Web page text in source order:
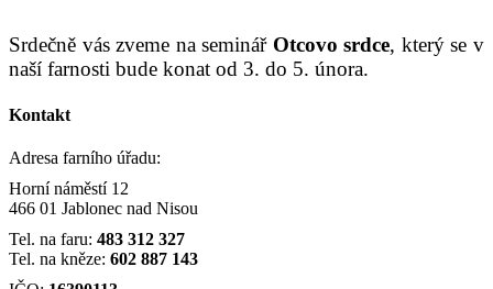
Srdečně vás zveme na seminář Otcovo srdce, který se v
naší farnosti bude konat od 3. do 5. února.
Kontakt
Adresa farního úřadu:
Horní náměstí 12
466 01 Jablonec nad Nisou
Tel. na faru: 483 312 327
Tel. na kněze: 602 887 143